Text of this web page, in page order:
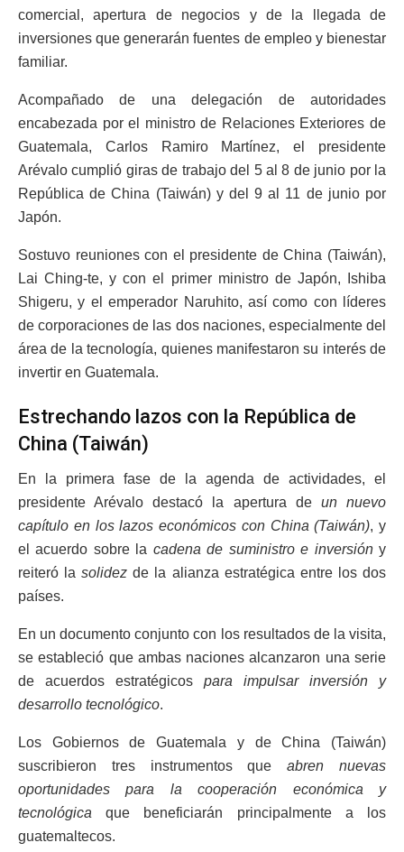
comercial, apertura de negocios y de la llegada de
inversiones que generarán fuentes de empleo y bienestar
familiar.
Acompañado de una delegación de autoridades
encabezada por el ministro de Relaciones Exteriores de
Guatemala, Carlos Ramiro Martínez, el presidente
Arévalo cumplió giras de trabajo del 5 al 8 de junio por la
República de China (Taiwán) y del 9 al 11 de junio por
Japón.
Sostuvo reuniones con el presidente de China (Taiwán),
Lai Ching-te, y con el primer ministro de Japón, Ishiba
Shigeru, y el emperador Naruhito, así como con líderes
de corporaciones de las dos naciones, especialmente del
área de la tecnología, quienes manifestaron su interés de
invertir en Guatemala.
Estrechando lazos con la República de
China (Taiwán)
En la primera fase de la agenda de actividades, el
presidente Arévalo destacó la apertura de un nuevo
capítulo en los lazos económicos con China (Taiwán), y
el acuerdo sobre la cadena de suministro e inversióny
reiteró lasolidez de la alianza estratégica entre los dos
países.
En un documento conjunto con los resultados de la visita,
se estableció que ambas naciones alcanzaron una serie
de acuerdos estratégicos para impulsar inversión y
desarrollo tecnológico.
Los Gobiernos de Guatemala y de China (Taiwán)
suscribieron tres instrumentos queabren nuevas
oportunidades para la cooperación económica y
tecnológica que beneficiarán principalmente a los
guatemaltecos.